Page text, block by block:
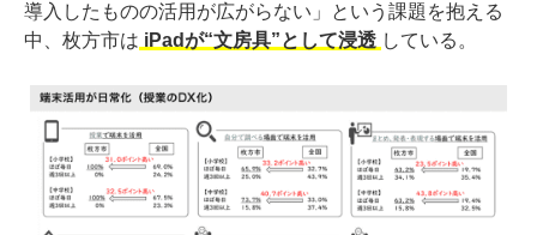
導入したものの活用が広がらない」という課題を抱える
中、枚方市は iPadが“文房具”として浸透 している。